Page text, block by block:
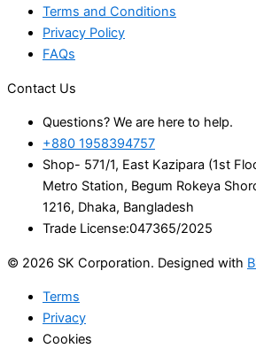
Terms and Conditions
Privacy Policy
FAQs
Contact Us
Questions? We are here to help.
+880 1958394757
Shop- 571/1, East Kazipara (1st
Metro Station, Begum Rokeya
1216, Dhaka, Bangladesh
Trade License:047365/2025
© 2026 SK Corporation. Designed with
Terms
Privacy
Cookies